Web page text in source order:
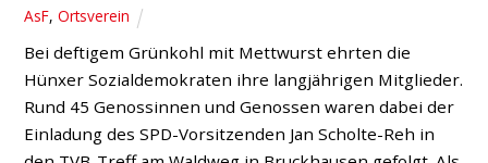
AsF,Ortsverein
Bei deftigem Grünkohl mit Mettwurst ehrten die
Hünxer Sozialdemokraten ihre langjährigen Mitglieder.
Rund 45 Genossinnen und Genossen waren dabei der
Einladung des SPD-Vorsitzenden Jan Scholte-Reh in